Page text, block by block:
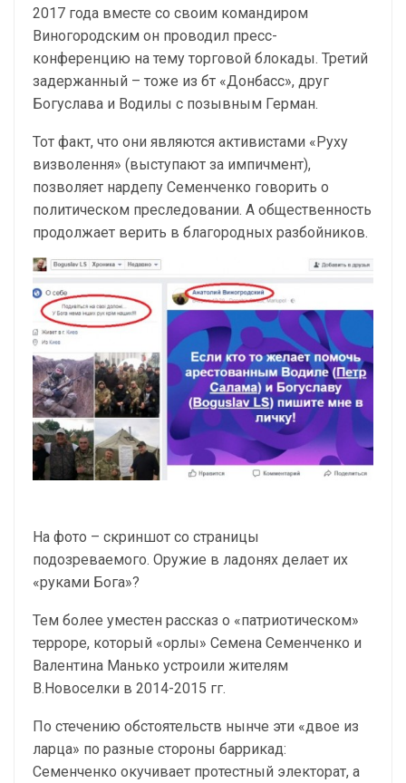
2017 года вместе со своим командиром
Виногородским он проводил пресс-
конференцию на тему торговой блокады. Третий
задержанный – тоже из бт «Донбасс», друг
Богуслава и Водилы с позывным Герман.
Тот факт, что они являются активистами «Руху
визволення» (выступают за импичмент),
позволяет нардепу Семенченко говорить о
политическом преследовании. А общественность
продолжает верить в благородных разбойников.
На фото – скриншот со страницы
подозреваемого. Оружие в ладонях делает их
«руками Бога»?
Тем более уместен рассказ о «патриотическом»
терроре, который «орлы» Семена Семенченко и
Валентина Манько устроили жителям
В.Новоселки в 2014-2015 гг.
По стечению обстоятельств нынче эти «двое из
ларца» по разные стороны баррикад:
Семенченко окучивает протестный электорат, а